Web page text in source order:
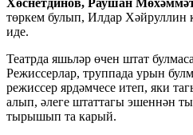
төркем булып, Илдар Хәйруллин
иде.
Театрда яшьләр өчен штат
Режиссерлар, труппада урын
режиссер ярдәмчесе итеп, яки
алып, әлеге штаттагы эшеннән
тырышып та карый.